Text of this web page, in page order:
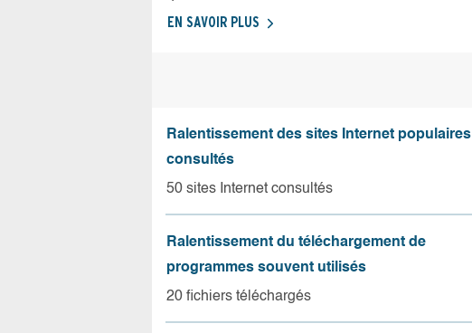
EN SAVOIR PLUS
Ralentissement des sites Internet populaires
consultés
50 sites Internet consultés
Ralentissement du téléchargement de
programmes souvent utilisés
20 fichiers téléchargés